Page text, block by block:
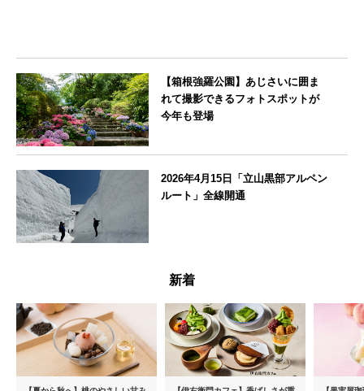
【箱根強羅公園】あじさいに囲ま
れて撮影できるフォトスポットが
今年も登場
2026年4月15日「立山黒部アルペン
ルート」全線開通
新着